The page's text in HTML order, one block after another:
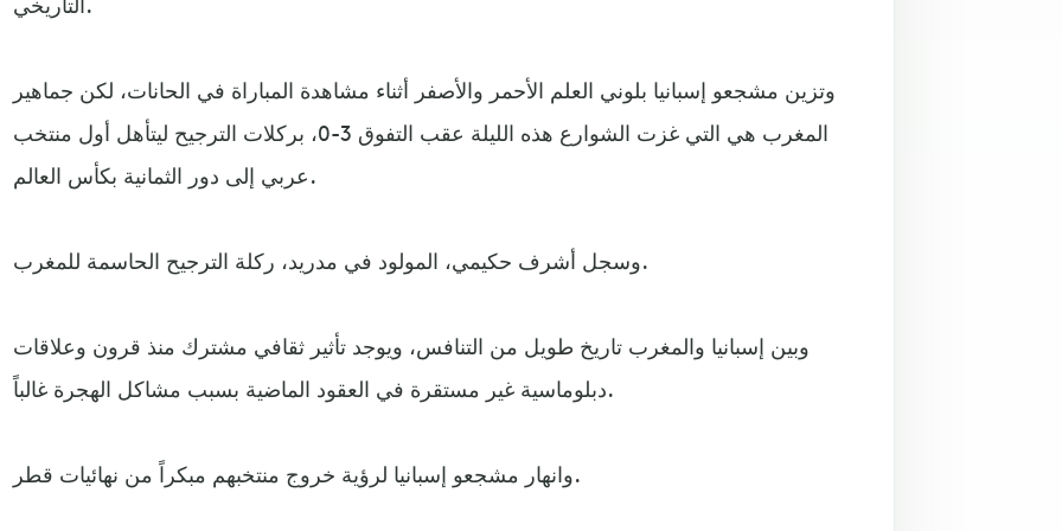
وتزين مشجعو إسبانيا بلوني العلم الأحمر والأصفر أثناء مشاهدة المباراة في الحانات، لكن جماهير
المغرب هي التي غزت الشوارع هذه الليلة عقب التفوق 3-0، بركلات الترجيح ليتأهل أول منتخب
عربي إلى دور الثمانية بكأس العالم.
وسجل أشرف حكيمي، المولود في مدريد، ركلة الترجيح الحاسمة للمغرب.
وبين إسبانيا والمغرب تاريخ طويل من التنافس، ويوجد تأثير ثقافي مشترك منذ قرون وعلاقات
دبلوماسية غير مستقرة في العقود الماضية بسبب مشاكل الهجرة غالباً.
وانهار مشجعو إسبانيا لرؤية خروج منتخبهم مبكراً من نهائيات قطر.